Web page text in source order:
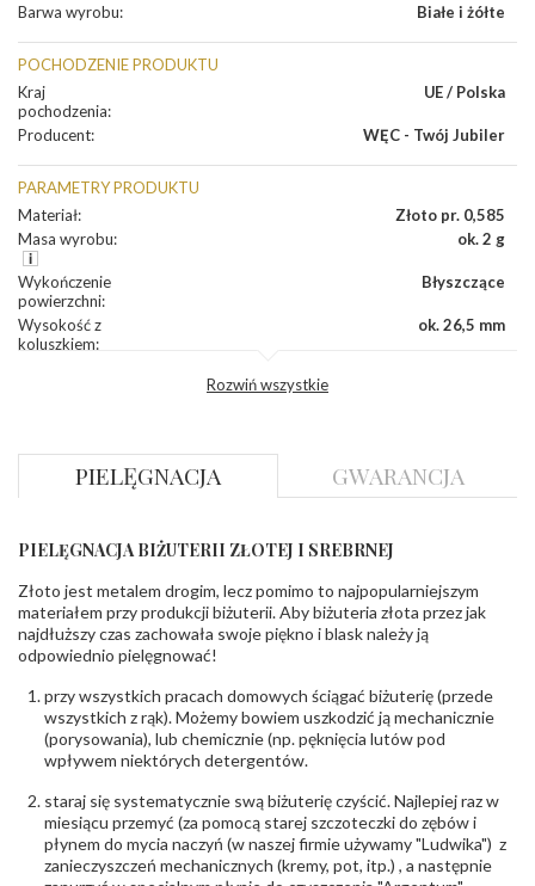
Barwa wyrobu: Białe i żółte
POCHODZENIE PRODUKTU
Kraj
pochodzenia:
UE / Polska
Producent: WĘC - Twój Jubiler
PARAMETRY PRODUKTU
Materiał:
Złoto pr. 0,585
Masa wyrobu: ok. 2 g
Wykończenie
powierzchni:
Błyszczące
Wysokość z
koluszkiem:
ok. 26,5 mm
Brylantowy okrągły
Liczba
0.040 ct - 2 szt.
diamentów
Masa
diamentów
(łącznie):
0.08 ct
Barwa:
Czystość
POZOSTAŁE KAMIENIE
Rodzaje
Liczba kamieni:
Rubin - 1 szt.
Szlif kamieni:
Princessa kwadrat
Masa kamieni
(łącznie):
ok. 0.42 ct.
Rozwiń wszystkie
PIELĘGNACJA GWARANCJA
PIELĘGNACJA BIŻUTERII ZŁOTEJ I SREBRNEJ
Złoto jest metalem drogim, lecz pomimo to najpopularniejszym
materiałem przy produkcji biżuterii. Aby biżuteria złota przez jak
najdłuższy czas zachowała swoje piękno i blask należy ją
odpowiednio pielęgnować!
przy wszystkich pracach domowych ściągać biżuterię (przede
wszystkich z rąk). Możemy bowiem uszkodzić ją mechanicznie
(porysowania), lub chemicznie (np. pęknięcia lutów pod
wpływem niektórych detergentów.
staraj się systematycznie swą biżuterię czyścić. Najlepiej raz w
miesiącu przemyć (za pomocą starej szczoteczki do zębów i
płynem do mycia naczyń (w naszej firmie używamy "Ludwika") z
zanieczyszczeń mechanicznych (kremy, pot, itp.) , a następnie